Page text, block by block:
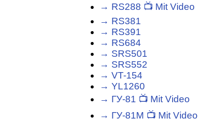
→ RS288 📺 Mit Video
→ RS381
→ RS391
→ RS684
→ SRS501
→ SRS552
→ VT-154
→ YL1260
→ ГУ-81 📺 Mit Video
→ ГУ-81М 📺 Mit Video